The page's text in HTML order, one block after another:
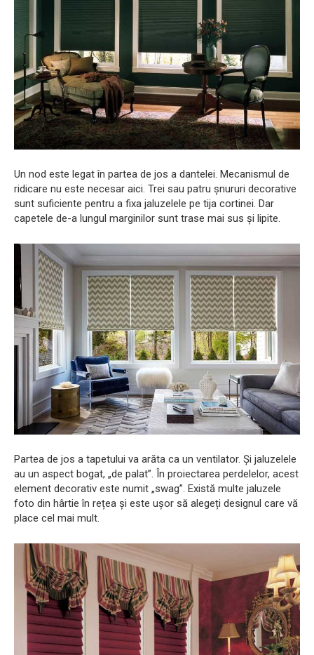
Un nod este legat în partea de jos a dantelei. Mecanismul de
ridicare nu este necesar aici. Trei sau patru șnururi decorative
sunt suficiente pentru a fixa jaluzelele pe tija cortinei. Dar
capetele de-a lungul marginilor sunt trase mai sus și lipite.
Partea de jos a tapetului va arăta ca un ventilator. Și jaluzelele
au un aspect bogat, „de palat”. În proiectarea perdelelor, acest
element decorativ este numit „swag”. Există multe jaluzele
foto din hârtie în rețea și este ușor să alegeți designul care vă
place cel mai mult.